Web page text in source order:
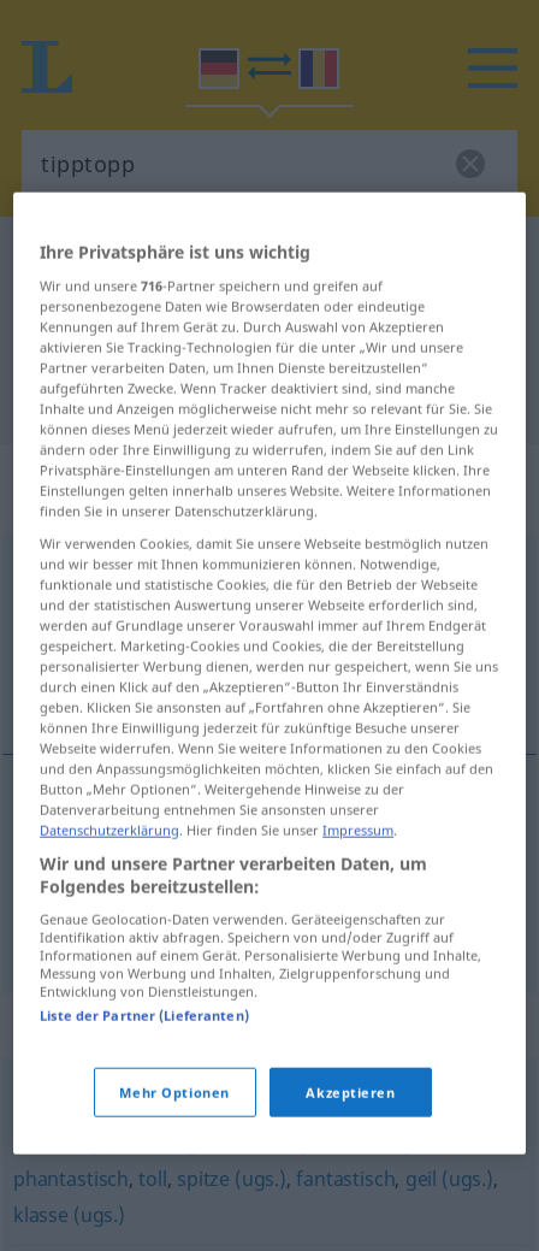
Deutsch-Rumänisch Wörterbuch
Deutsch-Rumänisch Übersetzung
für "tipptopp"
"tipptopp" Rumänisch Übersetzung
„tipptopp“: Adjektiv,
Eigenschaftswort | Adverb
tipptopp [ˈtɪpˈtɔp]adj &adv UMG
Übersicht aller Übersetzungen
(Für mehr Details die Übersetzung anklicken/antippen)
tip-top, lună, perfect
tip-top tipptopp(≈ sauber)
lună tipptopp(≈ sauber)
perfect tipptopp FIG
Synonyme für "tipptopp"
super (ugs.),sauber (ugs.) Sahne (ugs.),genial (ugs.)
phantastisch,toll, spitze (ugs.),fantastisch, geil (ugs.),
klasse (ugs.)
Ihre Privatsphäre ist uns wichtig
Wir und unsere716-Partner speichern und greifen auf
personenbezogene Daten wie Browserdaten oder eindeutige
Kennungen auf Ihrem Gerät zu. Durch Auswahl von Akzeptieren
aktivieren Sie Tracking-Technologien für die unter „Wir und unsere
Partner verarbeiten Daten, um Ihnen Dienste bereitzustellen“
aufgeführten Zwecke. Wenn Tracker deaktiviert sind, sind manche
Inhalte und Anzeigen möglicherweise nicht mehr so relevant für Sie. Sie
können dieses Menü jederzeit wieder aufrufen, um Ihre Einstellungen zu
ändern oder Ihre Einwilligung zu widerrufen, indem Sie auf den Link
Privatsphäre-Einstellungen am unteren Rand der Webseite klicken. Ihre
Einstellungen gelten innerhalb unseres Website. Weitere Informationen
finden Sie in unserer Datenschutzerklärung.
Wir verwenden Cookies, damit Sie unsere Webseite bestmöglich nutzen
und wir besser mit Ihnen kommunizieren können. Notwendige,
funktionale und statistische Cookies, die für den Betrieb der Webseite
und der statistischen Auswertung unserer Webseite erforderlich sind,
werden auf Grundlage unserer Vorauswahl immer auf Ihrem Endgerät
gespeichert. Marketing-Cookies und Cookies, die der Bereitstellung
personalisierter Werbung dienen, werden nur gespeichert, wenn Sie uns
durch einen Klick auf den „Akzeptieren“-Button Ihr Einverständnis
geben. Klicken Sie ansonsten auf „Fortfahren ohne Akzeptieren“. Sie
können Ihre Einwilligung jederzeit für zukünftige Besuche unserer
Webseite widerrufen. Wenn Sie weitere Informationen zu den Cookies
und den Anpassungsmöglichkeiten möchten, klicken Sie einfach auf den
Button „Mehr Optionen“. Weitergehende Hinweise zu der
Datenverarbeitung entnehmen Sie ansonsten unserer
Datenschutzerklärung. Hier finden Sie unserImpressum.
Wir und unsere Partner verarbeiten Daten, um
Folgendes bereitzustellen:
Genaue Geolocation-Daten verwenden. Geräteeigenschaften zur
Identifikation aktiv abfragen. Speichern von und/oder Zugriff auf
Informationen auf einem Gerät. Personalisierte Werbung und Inhalte,
Messung von Werbung und Inhalten, Zielgruppenforschung und
Entwicklung von Dienstleistungen.
Liste der Partner (Lieferanten)
Mehr Optionen Akzeptieren